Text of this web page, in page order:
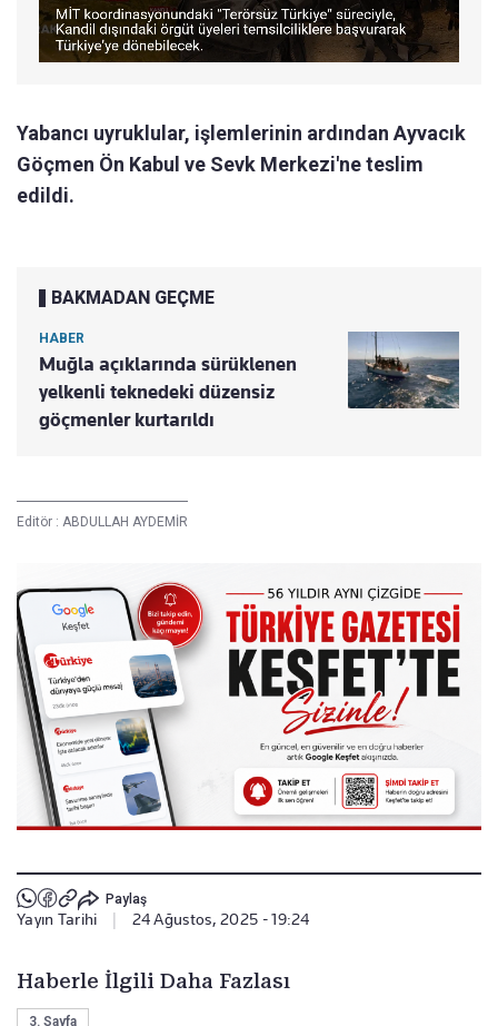
Yabancı uyruklular, işlemlerinin ardından Ayvacık
Göçmen Ön Kabul ve Sevk Merkezi'ne teslim
edildi.
BAKMADAN GEÇME
HABER
Muğla açıklarında sürüklenen
yelkenli teknedeki düzensiz
göçmenler kurtarıldı
Editör : ABDULLAH AYDEMİR
Paylaş
Yayın Tarihi 24 Ağustos, 2025 - 19:24
Haberle İlgili Daha Fazlası
3. Sayfa